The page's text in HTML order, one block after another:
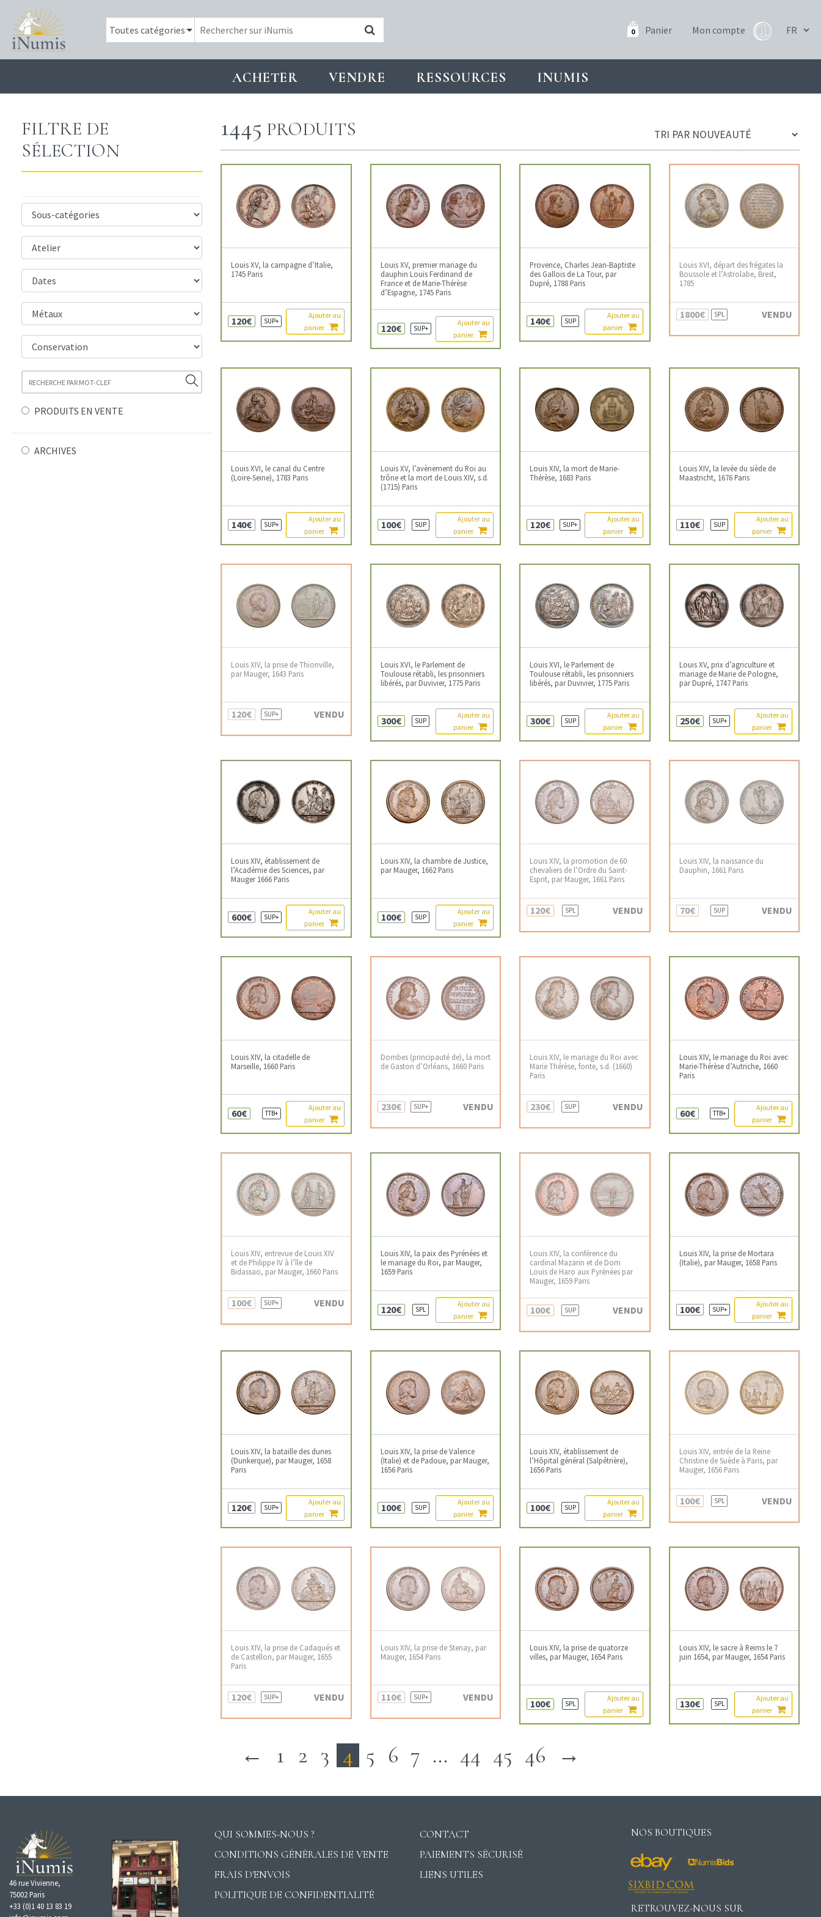
0 Panier Mon compte
ACHETER VENDRE RESSOURCES INUMIS
FILTRE DE
SÉLECTION
PRODUITS EN VENTE
ARCHIVES
1445 PRODUITS
Louis XV, la campagne d’Italie,
1745 Paris
120€ SUP+
Ajouter au
panier
Louis XV, premier mariage du
dauphin Louis Ferdinand de
France et de Marie-Thérèse
d’Espagne, 1745 Paris
120€ SUP+
Ajouter au
panier
Provence, Charles Jean-Baptiste
des Gallois de La Tour, par
Dupré, 1788 Paris
140€ SUP
Ajouter au
panier
Louis XVI, départ des frégates la
Boussole et l’Astrolabe, Brest,
1785
1800€ SPL VENDU
Louis XVI, le canal du Centre
(Loire-Seine), 1783 Paris
140€ SUP+
Ajouter au
panier
Louis XV, l’avènement du Roi au
trône et la mort de Louis XIV, s.d.
(1715) Paris
100€ SUP
Ajouter au
panier
Louis XIV, la mort de Marie-
Thérèse, 1683 Paris
120€ SUP+
Ajouter au
panier
Louis XIV, la levée du siède de
Maastricht, 1676 Paris
110€ SUP
Ajouter au
panier
Louis XIV, la prise de Thionville,
par Mauger, 1643 Paris
120€ SUP+ VENDU
Louis XVI, le Parlement de
Toulouse rétabli, les prisonniers
libérés, par Duvivier, 1775 Paris
300€ SUP
Ajouter au
panier
Louis XVI, le Parlement de
Toulouse rétabli, les prisonniers
libérés, par Duvivier, 1775 Paris
300€ SUP
Ajouter au
panier
Louis XV, prix d’agriculture et
mariage de Marie de Pologne,
par Dupré, 1747 Paris
250€ SUP+
Ajouter au
panier
Louis XIV, établissement de
l’Académie des Sciences, par
Mauger 1666 Paris
600€ SUP+
Ajouter au
panier
Louis XIV, la chambre de Justice,
par Mauger, 1662 Paris
100€ SUP
Ajouter au
panier
Louis XIV, la promotion de 60
chevaliers de l’Ordre du Saint-
Esprit, par Mauger, 1661 Paris
120€ SPL VENDU
Louis XIV, la naissance du
Dauphin, 1661 Paris
70€ SUP VENDU
Louis XIV, la citadelle de
Marseille, 1660 Paris
60€ TTB+
Ajouter au
panier
Dombes (principauté de), la mort
de Gaston d’Orléans, 1660 Paris
230€ SUP+ VENDU
Louis XIV, le mariage du Roi avec
Marie Thérèse, fonte, s.d. (1660)
Paris
230€ SUP VENDU
Louis XIV, le mariage du Roi avec
Marie-Thérèse d’Autriche, 1660
Paris
60€ TTB+
Ajouter au
panier
Louis XIV, entrevue de Louis XIV
et de Philippe IV à l’île de
Bidassao, par Mauger, 1660 Paris
100€ SUP+ VENDU
Louis XIV, la paix des Pyrénées et
le mariage du Roi, par Mauger,
1659 Paris
120€ SPL
Ajouter au
panier
Louis XIV, la conférence du
cardinal Mazarin et de Dom
Louis de Haro aux Pyrénées par
Mauger, 1659 Paris
100€ SUP VENDU
Louis XIV, la prise de Mortara
(Italie), par Mauger, 1658 Paris
100€ SUP+
Ajouter au
panier
Louis XIV, la bataille des dunes
(Dunkerque), par Mauger, 1658
Paris
120€ SUP+
Ajouter au
panier
Louis XIV, la prise de Valence
(Italie) et de Padoue, par Mauger,
1656 Paris
100€ SUP
Ajouter au
panier
Louis XIV, établissement de
l’Hôpital général (Salpêtrière),
1656 Paris
100€ SUP
Ajouter au
panier
Louis XIV, entrée de la Reine
Christine de Suède à Paris, par
Mauger, 1656 Paris
100€ SPL VENDU
Louis XIV, la prise de Cadaqués et
de Castellon, par Mauger, 1655
Paris
120€ SUP+ VENDU
Louis XIV, la prise de Stenay, par
Mauger, 1654 Paris
110€ SUP+ VENDU
Louis XIV, la prise de quatorze
villes, par Mauger, 1654 Paris
100€ SPL
Ajouter au
panier
Louis XIV, le sacre à Reims le 7
juin 1654, par Mauger, 1654 Paris
130€ SPL
Ajouter au
panier
← 1 2 3 4 5 6 7 … 44 45 46 →
46 rue Vivienne,
75002 Paris
+33 (0)1 40 13 83 19
QUI SOMMES-NOUS ?
CONDITIONS GÉNÉRALES DE VENTE
FRAIS D'ENVOIS
POLITIQUE DE CONFIDENTIALITÉ
CONTACT
PAIEMENTS SÉCURISÉ
LIENS UTILES
NOS BOUTIQUES
RETROUVEZ-NOUS SUR